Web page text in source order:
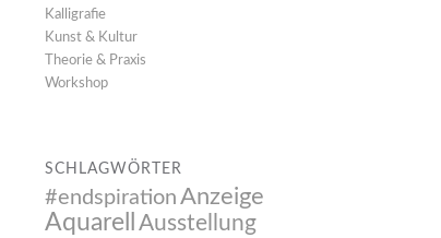
Kalligrafie
Kunst & Kultur
Theorie & Praxis
Workshop
SCHLAGWÖRTER
#endspiration Anzeige
Aquarell
Ausstellung